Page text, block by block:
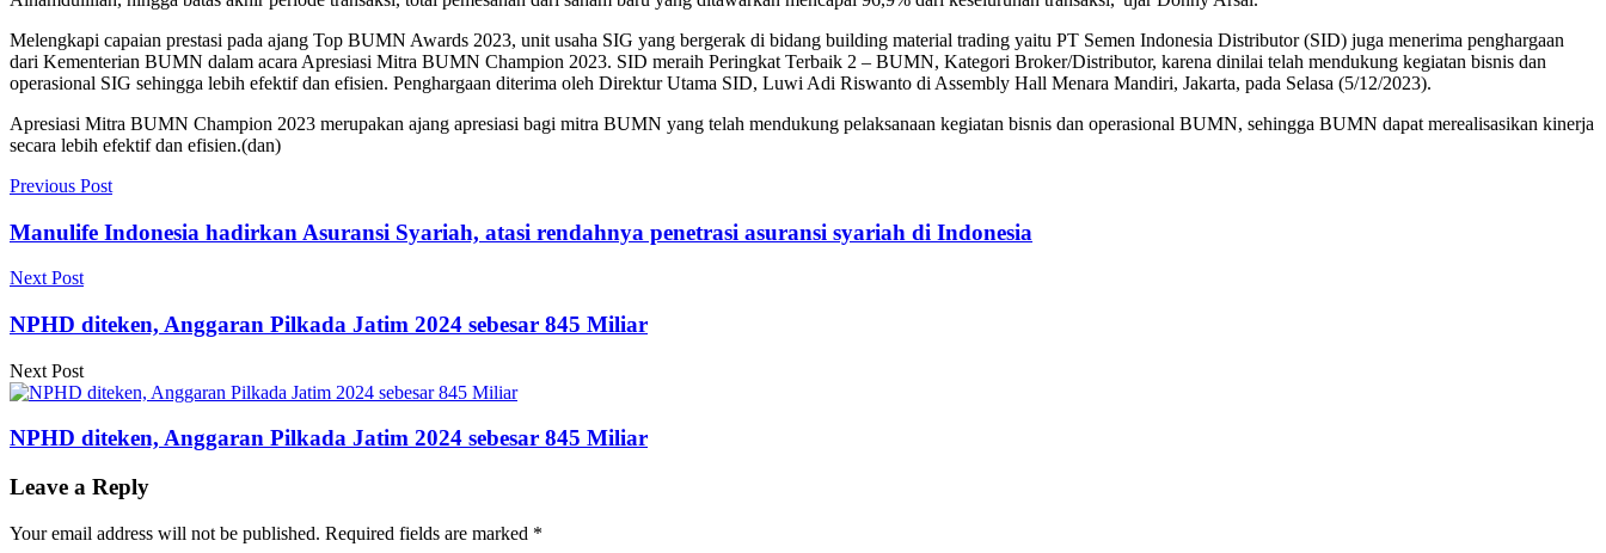
Melengkapi capaian prestasi pada ajang Top BUMN Awards 2023, unit usaha SIG yang bergerak di bidang building material trading yaitu PT Semen Indonesia Distributor (SID) juga menerima penghargaan
dari Kementerian BUMN dalam acara Apresiasi Mitra BUMN Champion 2023. SID meraih Peringkat Terbaik 2 – BUMN, Kategori Broker/Distributor, karena dinilai telah mendukung kegiatan bisnis dan
operasional SIG sehingga lebih efektif dan efisien. Penghargaan diterima oleh Direktur Utama SID, Luwi Adi Riswanto di Assembly Hall Menara Mandiri, Jakarta, pada Selasa (5/12/2023).
Apresiasi Mitra BUMN Champion 2023 merupakan ajang apresiasi bagi mitra BUMN yang telah mendukung pelaksanaan kegiatan bisnis dan operasional BUMN, sehingga BUMN dapat merealisasikan kinerja
secara lebih efektif dan efisien.(dan)
Previous Post
Manulife Indonesia hadirkan Asuransi Syariah, atasi rendahnya penetrasi asuransi syariah di Indonesia
Next Post
NPHD diteken, Anggaran Pilkada Jatim 2024 sebesar 845 Miliar
Next Post
NPHD diteken, Anggaran Pilkada Jatim 2024 sebesar 845 Miliar
Leave a Reply
Your email address will not be published. Required fields are marked *